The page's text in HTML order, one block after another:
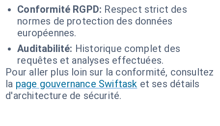
Conformité RGPD: Respect strict des
normes de protection des données
européennes.
Auditabilité: Historique complet des
requêtes et analyses effectuées.
Pour aller plus loin sur la conformité, consultez
la page gouvernance Swiftask et ses détails
d'architecture de sécurité.